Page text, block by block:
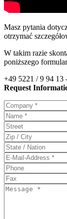
Masz pytania
otrzymać
W takim razie
poniższego
+49 5221 / 9 94 13
Request